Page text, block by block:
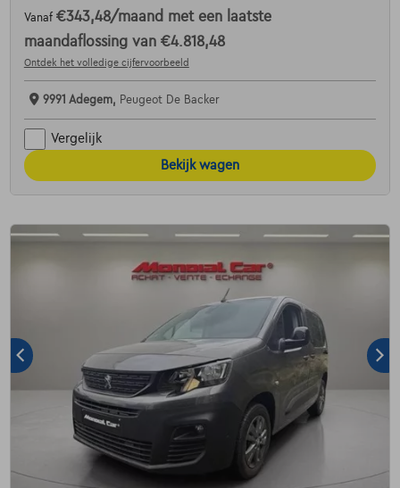
Vanaf €343,48/maand met een laatste
maandaflossing van €4.818,48
Ontdek het volledige cijfervoorbeeld
9991 Adegem, Peugeot De Backer
Vergelijk
Bekijk wagen